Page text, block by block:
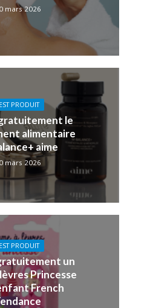
mars 2026
PRODUIT
le
alimentaire
aime
mars 2026
PRODUIT
un
Princesse
French